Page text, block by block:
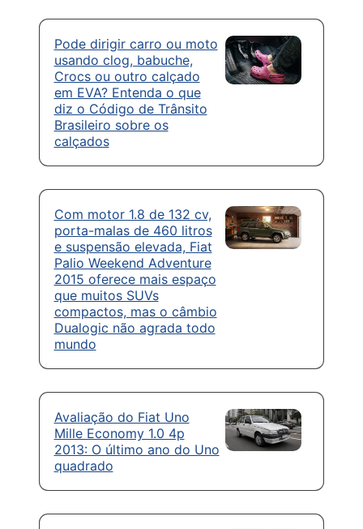
Pode dirigir carro ou moto
usando clog, babuche,
Crocs ou outro calçado
em EVA? Entenda o que
diz o Código de Trânsito
Brasileiro sobre os
calçados
Com motor 1.8 de 132 cv,
porta-malas de 460 litros
e suspensão elevada, Fiat
Palio Weekend Adventure
2015 oferece mais espaço
que muitos SUVs
compactos, mas o câmbio
Dualogic não agrada todo
mundo
Avaliação do Fiat Uno
Mille Economy 1.0 4p
2013: O último ano do Uno
quadrado